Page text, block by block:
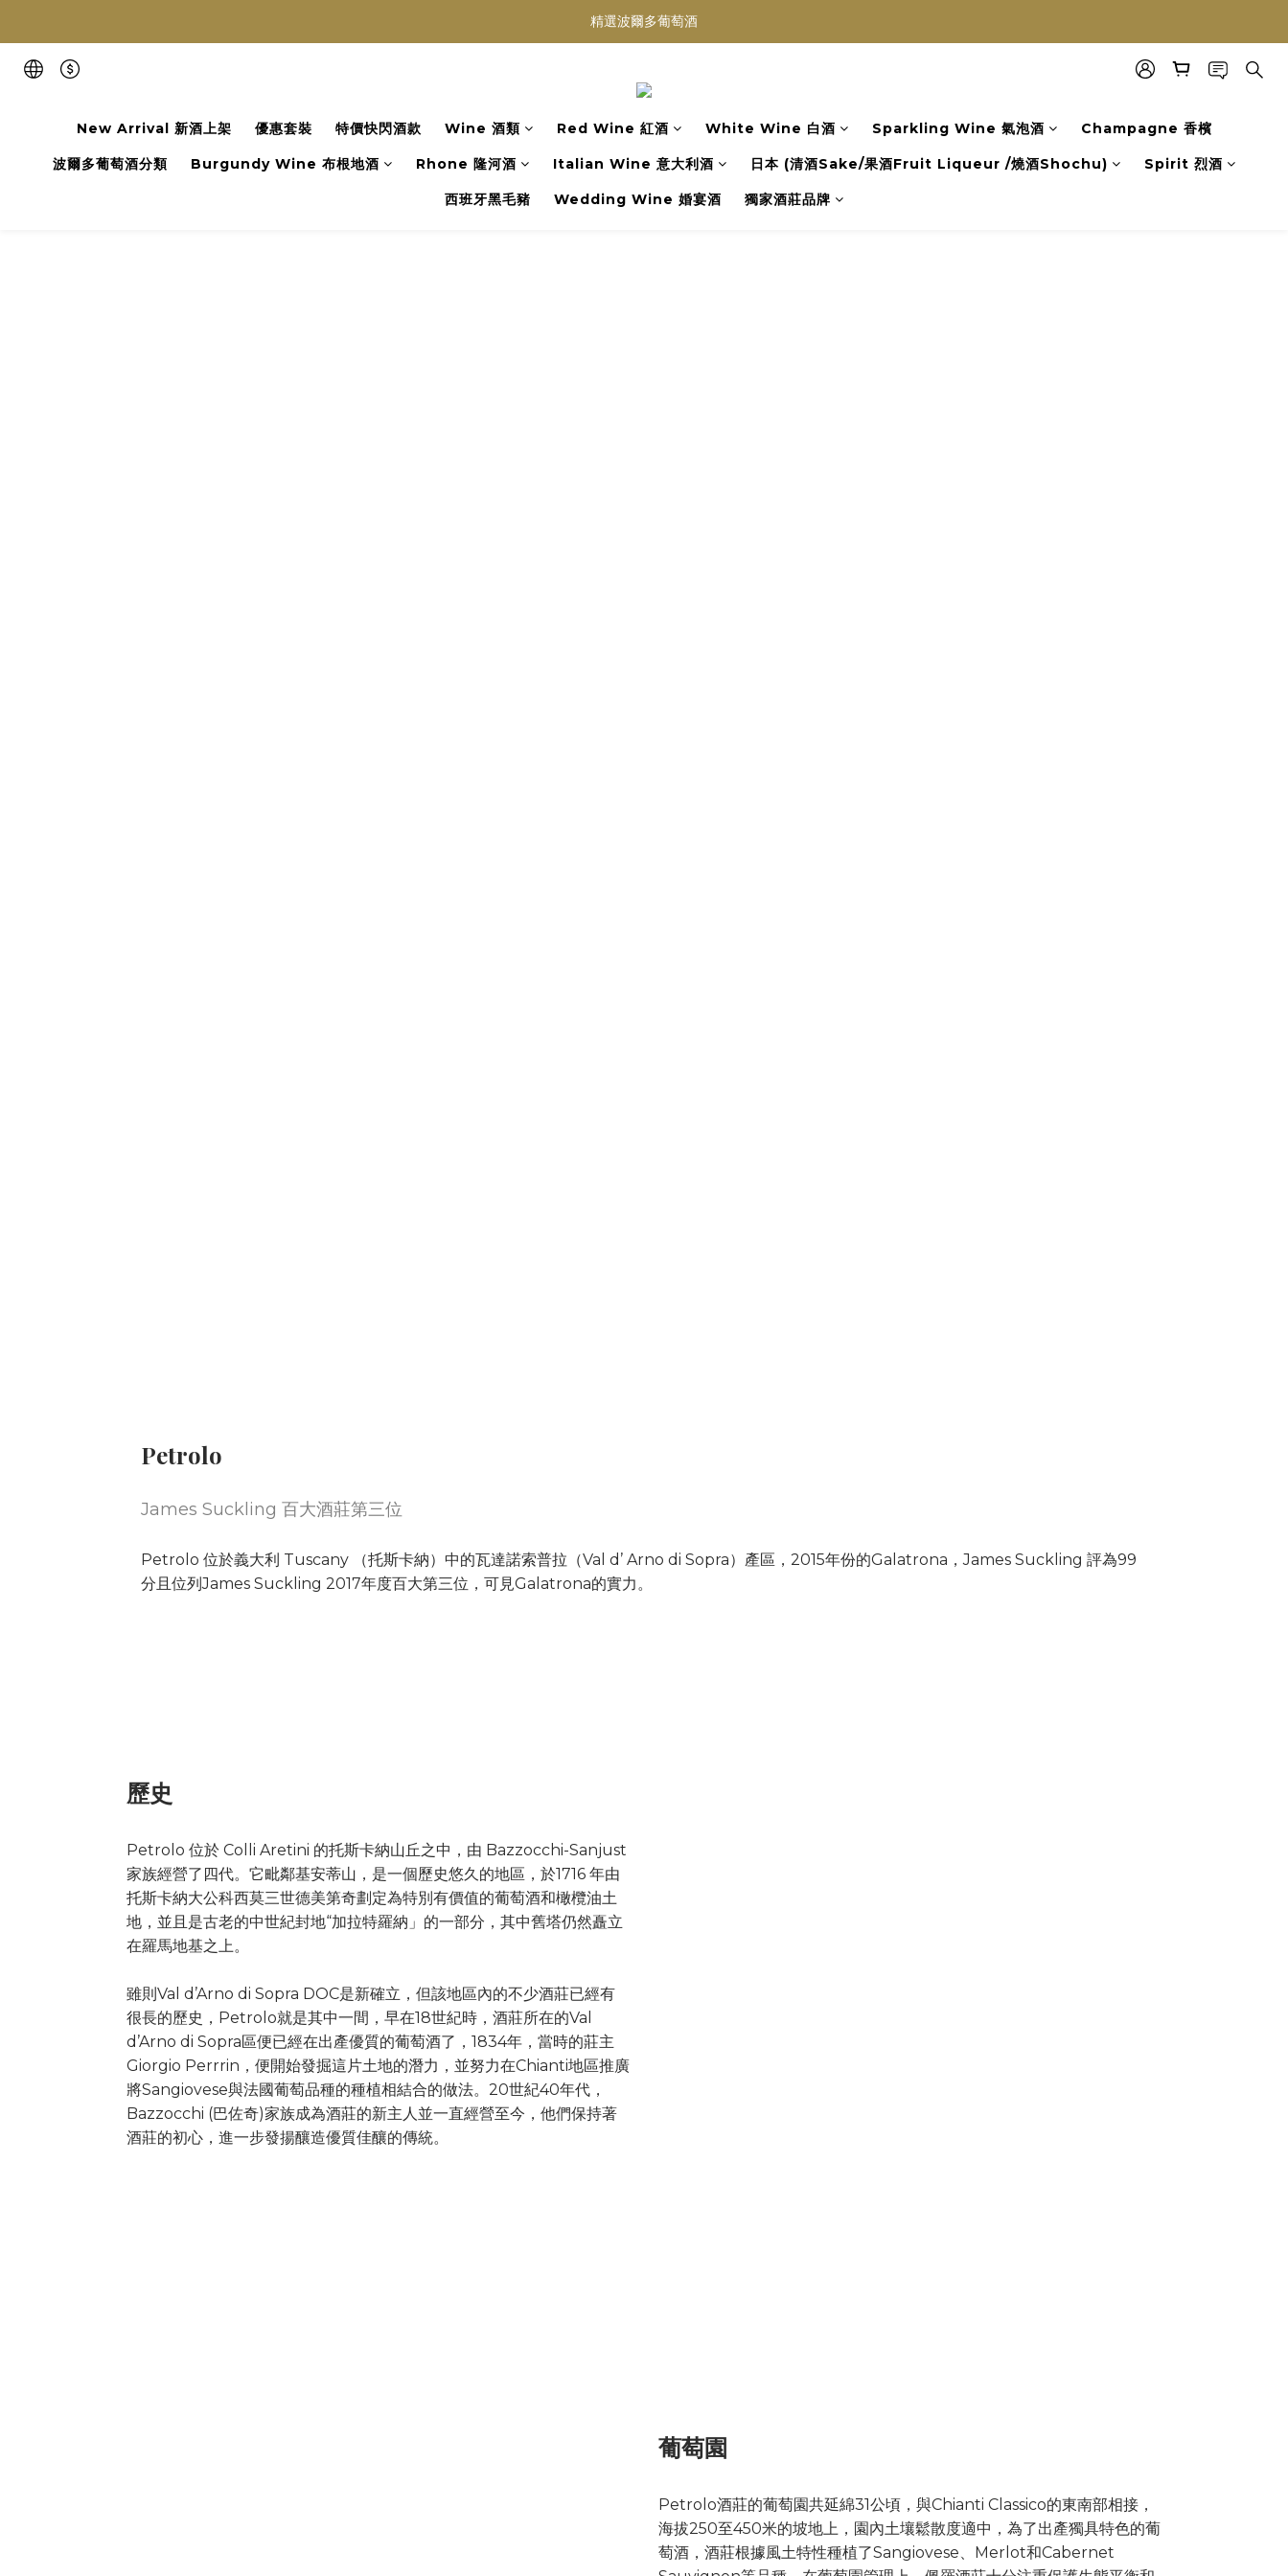
買滿任何酒類 六支 或買滿 $1200 (不限支數) 皆可享免費送貨
Wedding Wine 婚宴酒試酒服務
New Arrival 新酒上架 優惠套裝 特價快閃酒款 Wine 酒類 Red Wine 紅酒 White Wine 白酒 Sparkling Wine 氣泡酒 Champagne 香檳
波爾多葡萄酒分類 Burgundy Wine 布根地酒 Rhone 隆河酒 Italian Wine 意大利酒 日本 (清酒Sake/果酒Fruit Liqueur /燒酒Shochu) Spirit 烈酒
西班牙黑毛豬 Wedding Wine 婚宴酒 獨家酒莊品牌
Petrolo
James Suckling 百大酒莊第三位
Petrolo 位於義大利 Tuscany （托斯卡納）中的瓦達諾索普拉（Val d’ Arno di Sopra）產區，2015年份的Galatrona，James Suckling 評為99
分且位列James Suckling 2017年度百大第三位，可見Galatrona的實力。
歷史
Petrolo 位於 Colli Aretini 的托斯卡納山丘之中，由 Bazzocchi-Sanjust
家族經營了四代。它毗鄰基安蒂山，是一個歷史悠久的地區，於1716 年由
托斯卡納大公科西莫三世德美第奇劃定為特別有價值的葡萄酒和橄欖油土
地，並且是古老的中世紀封地“加拉特羅納」的一部分，其中舊塔仍然矗立
在羅馬地基之上。
雖則Val d’Arno di Sopra DOC是新確立，但該地區內的不少酒莊已經有
很長的歷史，Petrolo就是其中一間，早在18世紀時，酒莊所在的Val
d’Arno di Sopra區便已經在出產優質的葡萄酒了，1834年，當時的莊主
Giorgio Perrrin，便開始發掘這片土地的潛力，並努力在Chianti地區推廣
將Sangiovese與法國葡萄品種的種植相結合的做法。20世紀40年代，
Bazzocchi (巴佐奇)家族成為酒莊的新主人並一直經營至今，他們保持著
酒莊的初心，進一步發揚釀造優質佳釀的傳統。
葡萄園
Petrolo酒莊的葡萄園共延綿31公頃，與Chianti Classico的東南部相接，
海拔250至450米的坡地上，園內土壤鬆散度適中，為了出產獨具特色的葡
萄酒，酒莊根據風土特性種植了Sangiovese、Merlot和Cabernet